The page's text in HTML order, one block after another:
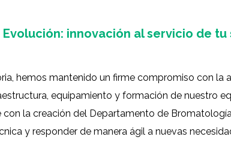
Evolución: innovación al servicio de tu
hemos mantenido un firme compromiso con la
equipamiento y formación de nuestro
la creación del Departamento de
y responder de manera ágil a nuevas